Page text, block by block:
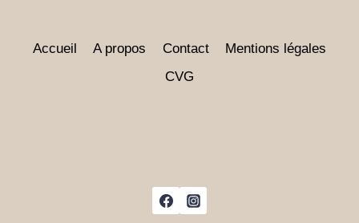
Accueil A propos Contact
Mentions légales
CVG